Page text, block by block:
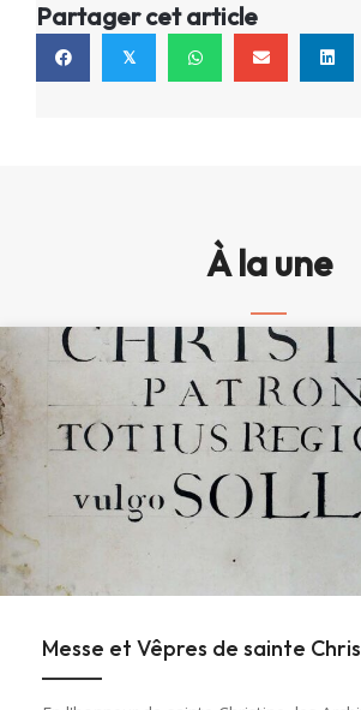
Partager cet article
𝕏
À la une
Messe et Vêpres de sainte